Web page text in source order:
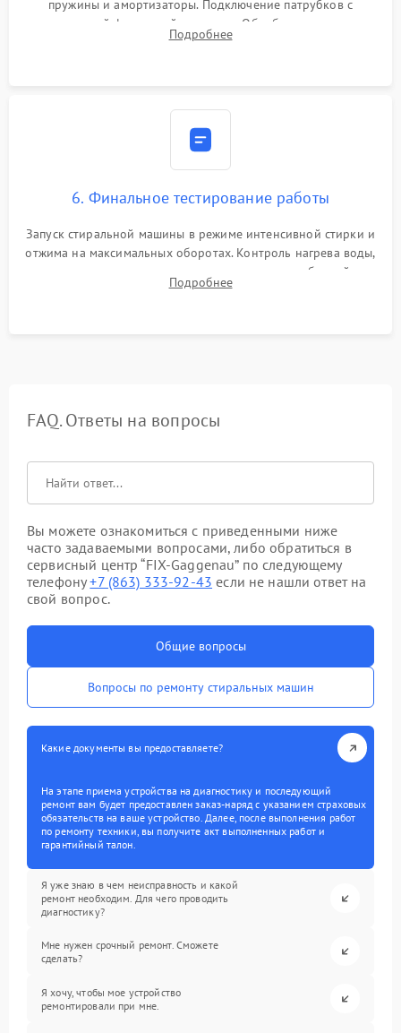
пружины и амортизаторы. Подключение патрубков с
надежной фиксацией хомутами. Обработка стыков
герметиком для предотвращения возможных протечек воды.
Подробнее
6. Финальное тестирование работы
Запуск стиральной машины в режиме интенсивной стирки и
отжима на максимальных оборотах. Контроль нагрева воды,
корректности слива, отсутствия излишних вибраций,
посторонних стуков и протечек под корпусом.
Подробнее
FAQ. Ответы на вопросы
Вы можете ознакомиться с приведенными ниже
часто задаваемыми вопросами, либо обратиться в
сервисный центр “FIX-Gaggenau” по следующему
телефону+7 (863) 333-92-43 если не нашли ответ на
свой вопрос.
Общие вопросы
Вопросы по ремонту стиральных машин
Какие документы вы предоставляете?
На этапе приема устройства на диагностику и последующий
ремонт вам будет предоставлен заказ-наряд с указанием страховых
обязательств на ваше устройство. Далее, после выполнения работ
по ремонту техники, вы получите акт выполненных работ и
гарантийный талон.
Я уже знаю в чем неисправность и какой
ремонт необходим. Для чего проводить
диагностику?
Мне нужен срочный ремонт. Сможете
сделать?
Я хочу, чтобы мое устройство
ремонтировали при мне.